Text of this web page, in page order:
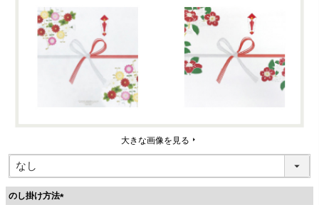
大きな画像を見る
のし掛け方法